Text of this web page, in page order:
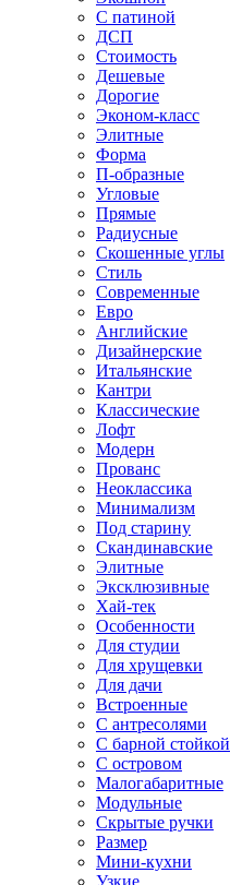
С патиной
ДСП
Стоимость
Дешевые
Дорогие
Эконом-класс
Элитные
Форма
П-образные
Угловые
Прямые
Радиусные
Скошенные углы
Стиль
Современные
Евро
Английские
Дизайнерские
Итальянские
Кантри
Классические
Лофт
Модерн
Прованс
Неоклассика
Минимализм
Под старину
Скандинавские
Элитные
Эксклюзивные
Хай-тек
Особенности
Для студии
Для хрущевки
Для дачи
Встроенные
С антресолями
С барной стойкой
С островом
Малогабаритные
Модульные
Скрытые ручки
Размер
Мини-кухни
Узкие